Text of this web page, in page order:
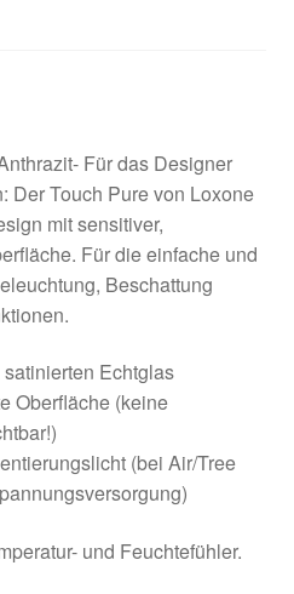
Für das Designer
Der Touch Pure von Loxone
mit sensitiver,
Für die einfache und
Beschattung
Echtglas
Oberfläche (keine
(bei Air/Tree
und Feuchtefühler.